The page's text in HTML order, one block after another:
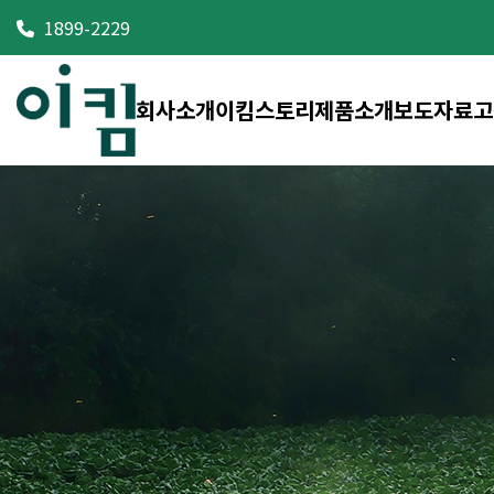
1899-2229
회사소개이킴스토리제품소개보도자료